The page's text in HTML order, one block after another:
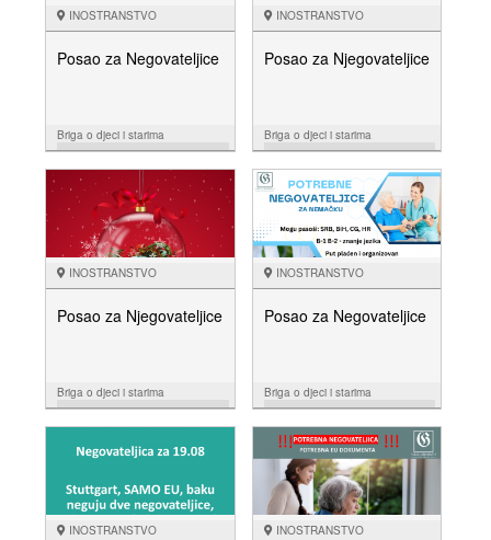
INOSTRANSTVO
Posao za Negovateljice
Briga o djeci i starima
NUDIM
INOSTRANSTVO
Posao za Njegovateljice
Briga o djeci i starima
NUDIM
INOSTRANSTVO
Posao za Njegovateljice
Briga o djeci i starima
INOSTRANSTVO
Posao za Negovateljice
Briga o djeci i starima
NUDIM
INOSTRANSTVO INOSTRANSTVO